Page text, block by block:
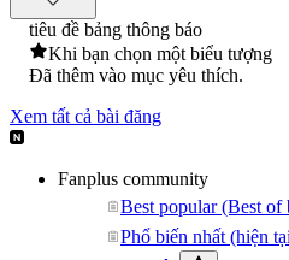
tiêu đề bảng thông báo
Khi bạn chọn một biểu tượng
Đã thêm vào mục yêu thích.
Xem tất cả bài đăng
Fanplus community
Best popular (Best of
Phổ biến nhất (hiện